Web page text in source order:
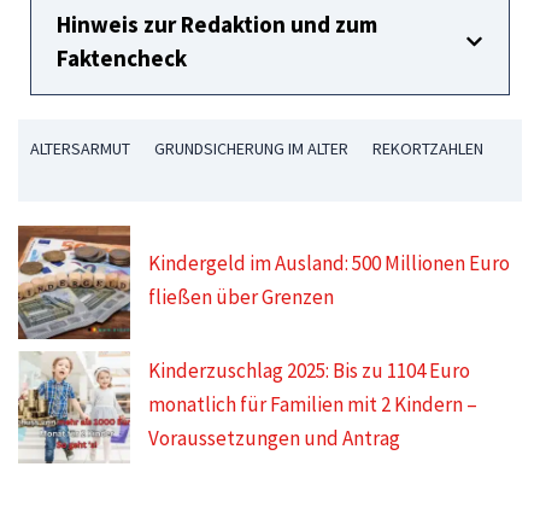
Hinweis zur Redaktion und zum
Faktencheck
ALTERSARMUT GRUNDSICHERUNG IM ALTER REKORTZAHLEN
Kindergeld im Ausland: 500 Millionen Euro
fließen über Grenzen
Kinderzuschlag 2025: Bis zu 1104 Euro
monatlich für Familien mit 2 Kindern –
Voraussetzungen und Antrag